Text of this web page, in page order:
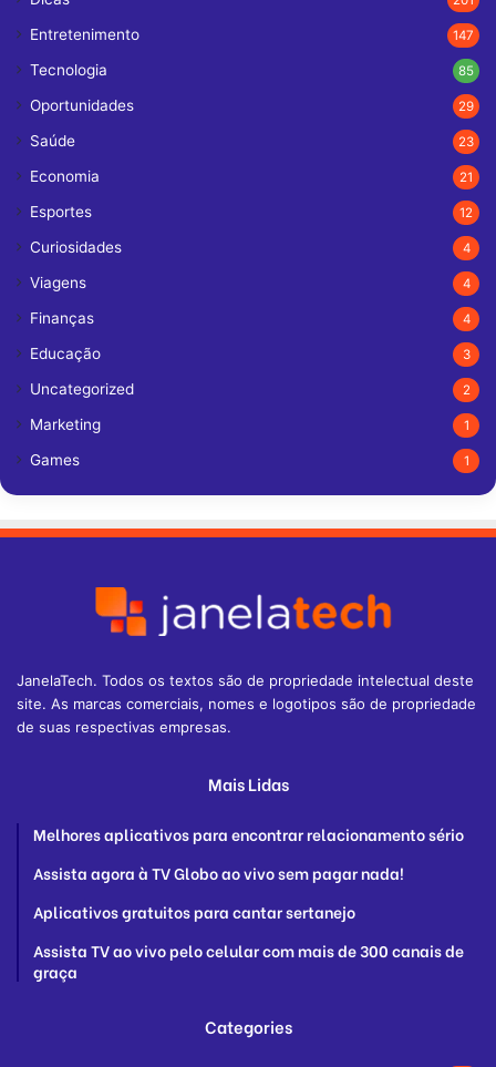
Entretenimento 147
Tecnologia 85
Oportunidades 29
Saúde 23
Economia 21
Esportes 12
Curiosidades 4
Viagens 4
Finanças 4
Educação 3
Uncategorized 2
Marketing 1
Games 1
JanelaTech. Todos os textos são de propriedade intelectual deste
site. As marcas comerciais, nomes e logotipos são de propriedade
de suas respectivas empresas.
Mais Lidas
Melhores aplicativos para encontrar relacionamento sério
Assista agora à TV Globo ao vivo sem pagar nada!
Aplicativos gratuitos para cantar sertanejo
Assista TV ao vivo pelo celular com mais de 300 canais de
graça
Categories